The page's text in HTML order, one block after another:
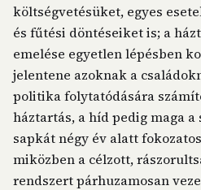
költségvetésüket, egyes
és fűtési döntéseiket is; a
emelése egyetlen lépésben
jelentene azoknak a
politika folytatódására
háztartás, a híd pedig maga a
sapkát négy év alatt
miközben a célzott,
rendszert párhuzamosan